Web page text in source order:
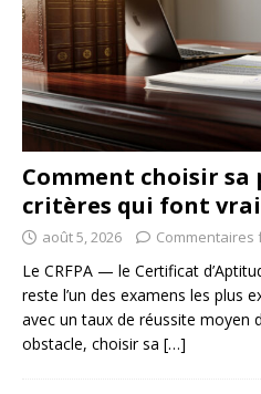
Comment choisir sa
critères qui font
août 5, 2026 Commentaires
Le CRFPA — le Certificat
reste l’un des examens les plus
avec un taux de réussite moyen
obstacle, choisir sa […]